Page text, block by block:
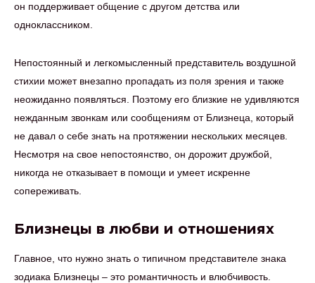
он поддерживает общение с другом детства или
одноклассником.
Непостоянный и легкомысленный представитель воздушной
стихии может внезапно пропадать из поля зрения и также
неожиданно появляться. Поэтому его близкие не удивляются
нежданным звонкам или сообщениям от Близнеца, который
не давал о себе знать на протяжении нескольких месяцев.
Несмотря на свое непостоянство, он дорожит дружбой,
никогда не отказывает в помощи и умеет искренне
сопереживать.
Близнецы в любви и отношениях
Главное, что нужно знать о типичном представителе знака
зодиака Близнецы – это романтичность и влюбчивость.